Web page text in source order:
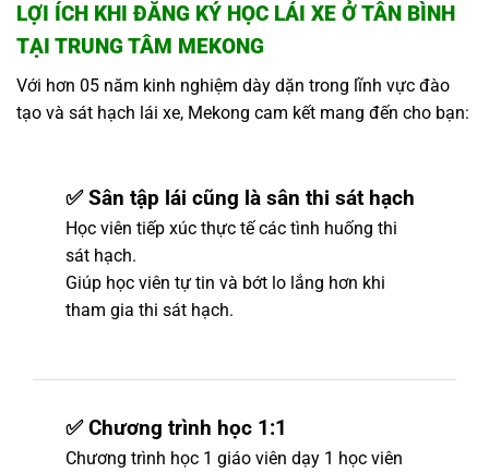
LỢI ÍCH KHI ĐĂNG KÝ HỌC LÁI XE Ở TÂN BÌNH
TẠI TRUNG TÂM MEKONG
Với hơn 05 năm kinh nghiệm dày dặn trong lĩnh vực đào
tạo và sát hạch lái xe, Mekong cam kết mang đến cho bạn:
✅ Sân tập lái cũng là sân thi sát hạch
Học viên tiếp xúc thực tế các tình huống thi
sát hạch.
Giúp học viên tự tin và bớt lo lắng hơn khi
tham gia thi sát hạch.
✅ Chương trình học 1:1
Chương trình học 1 giáo viên dạy 1 học viên